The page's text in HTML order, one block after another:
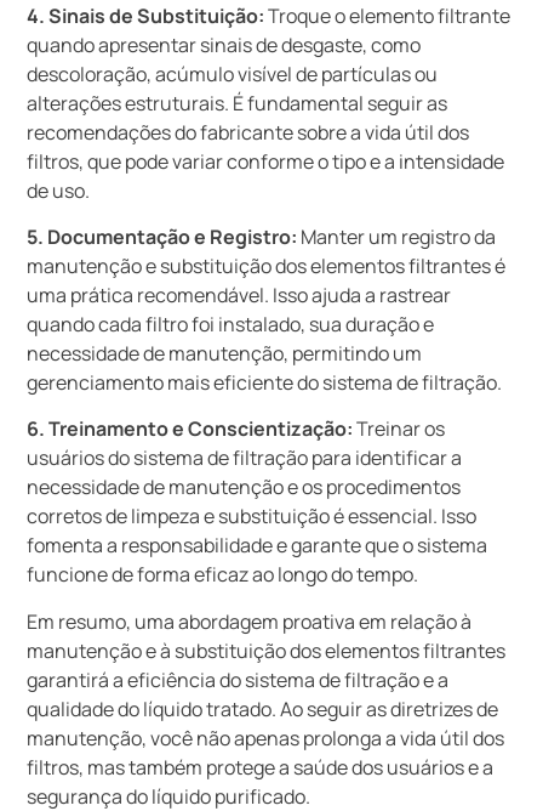
4. Sinais de Substituição:Troque o elemento filtrante
quando apresentar sinais de desgaste, como
descoloração, acúmulo visível de partículas ou
alterações estruturais. É fundamental seguir as
recomendações do fabricante sobre a vida útil dos
filtros, que pode variar conforme o tipo e a intensidade
de uso.
5. Documentação e Registro: Manter um registro da
manutenção e substituição dos elementos filtrantes é
uma prática recomendável. Isso ajuda a rastrear
quando cada filtro foi instalado, sua duração e
necessidade de manutenção, permitindo um
gerenciamento mais eficiente do sistema de filtração.
6. Treinamento e Conscientização:Treinar os
usuários do sistema de filtração para identificar a
necessidade de manutenção e os procedimentos
corretos de limpeza e substituição é essencial. Isso
fomenta a responsabilidade e garante que o sistema
funcione de forma eficaz ao longo do tempo.
Em resumo, uma abordagem proativa em relação à
manutenção e à substituição dos elementos filtrantes
garantirá a eficiência do sistema de filtração e a
qualidade do líquido tratado. Ao seguir as diretrizes de
manutenção, você não apenas prolonga a vida útil dos
filtros, mas também protege a saúde dos usuários e a
segurança do líquido purificado.